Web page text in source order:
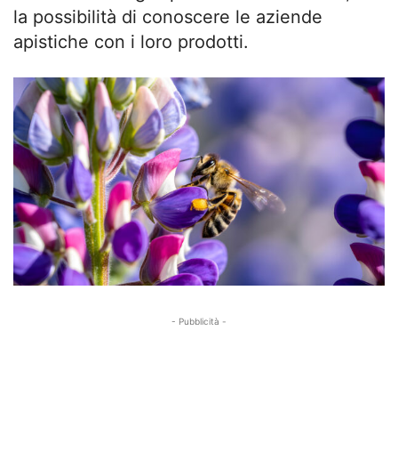
la possibilità di conoscere le aziende
apistiche con i loro prodotti.
- Pubblicità -